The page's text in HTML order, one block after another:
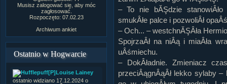
Musisz zalogować się, aby móc
zagłosować.
Rozpoczęto: 07.02.23
Archiwum ankiet
Ostatnio w Hogwarcie
[P]Louise Lainey
ostatnio widziano 17.12.2024 o
– To nie bĂŞdzie stanowiÂło
smukÂłe palce i pozwoliÂł
– Och... – westchnĂŞÂła
SpojrzaÂł na niÂą i miaÂła
uÂśmiechu.
– DokÂładnie. Zmieniacz
przeciÂągnÂąÂł lekko sylaby –